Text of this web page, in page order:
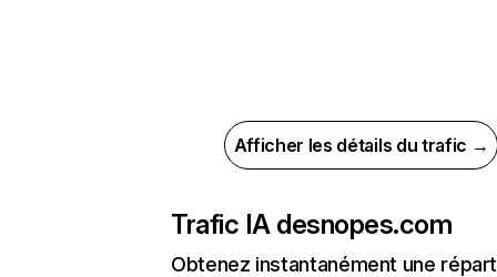
Afficher les détails du trafic →
Trafic IA desnopes.com
Obtenez instantanément une